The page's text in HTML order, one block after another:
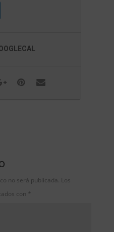
no será publicada. Los
con *